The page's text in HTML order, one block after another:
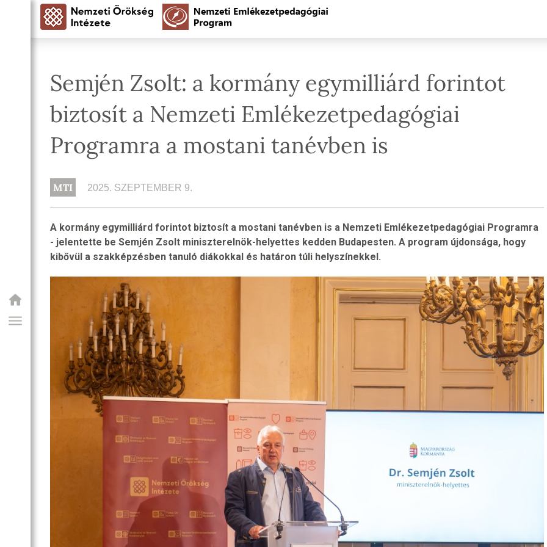
Semjén Zsolt: a kormány egymilliárd forintot
biztosít a Nemzeti Emlékezetpedagógiai
Programra a mostani tanévben is
MTI 2025. SZEPTEMBER 9.
A kormány egymilliárd forintot biztosít a mostani tanévben is a Nemzeti Emlékezetpedagógiai Programra
- jelentette be Semjén Zsolt miniszterelnök-helyettes kedden Budapesten. A program újdonsága, hogy
kibővül a szakképzésben tanuló diákokkal és határon túli helyszínekkel.